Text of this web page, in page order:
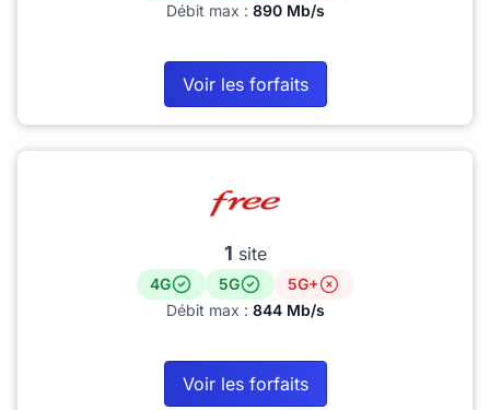
Débit max : 890 Mb/s
Voir les forfaits
1 site
4G 5G
5G+
Débit max : 844 Mb/s
Voir les forfaits